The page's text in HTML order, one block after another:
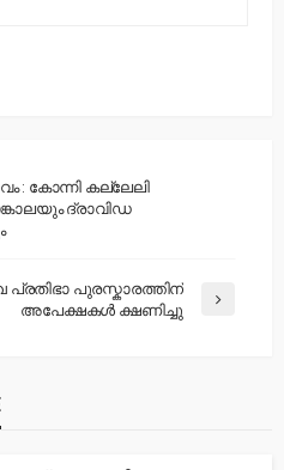
: കോന്നി കല്ലേലി
ദ്രാവിഡ
പുരസ്കാരത്തിന്
അപേക്ഷകൾ ക്ഷണിച്ചു